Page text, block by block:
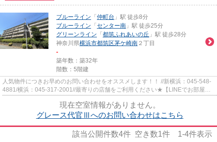
ブルーライン 「 仲町台 」駅 徒歩8分
ブルーライン 「 センター南 」駅 徒歩25分
グリーンライン 「 都筑ふれあいの丘 」駅 徒歩28分
神奈川県横浜市都筑区茅ケ崎南 ２丁目
-
築年数：築32年
階数：5階建
人気物件につきお早めのお問い合わせをオススメします！！ //新横浜：045-548-
4881/横浜：045-317-2001//最寄りの店舗をご利用ください★【LINEでお部屋探
現在空室情報がありません。
グレース代官Ⅲへのお問い合わせはこちら
該当公開件数4件 空き数1件 1-4件表示